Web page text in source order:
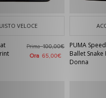
VELOCE
Prima100,00€
Ora 65,00€
PUMA
Ballet Snake
Donna